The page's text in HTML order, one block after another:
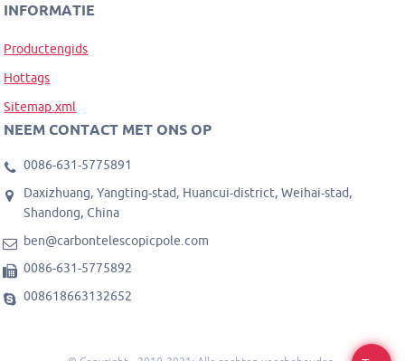
INFORMATIE
Productengids
Hottags
Sitemap.xml
NEEM CONTACT MET ONS OP
0086-631-5775891
Daxizhuang, Yangting-stad, Huancui-district, Weihai-stad,
Shandong, China
ben@carbontelescopicpole.com
0086-631-5775892
008618663132652